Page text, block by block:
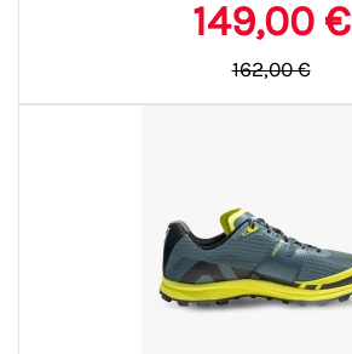
149,00 €
162,00 €